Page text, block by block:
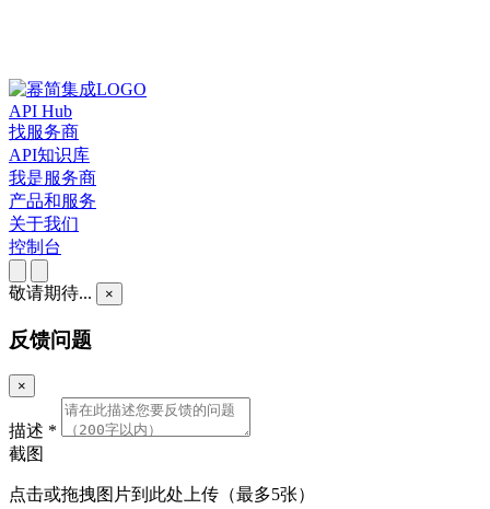
API Hub
找服务商
API知识库
我是服务商
产品和服务
关于我们
控制台
敬请期待... ×
反馈问题
×
描述 *
截图
点击或拖拽图片到此处上传（最多5张）